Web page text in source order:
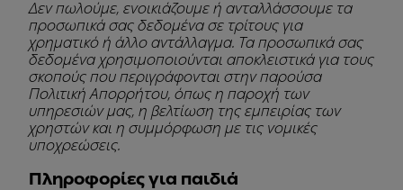
Δεν πωλούμε, ενοικιάζουμε ή ανταλλάσσουμε τα
προσωπικά σας δεδομένα σε τρίτους για
χρηματικό ή άλλο αντάλλαγμα. Τα προσωπικά σας
δεδομένα χρησιμοποιούνται αποκλειστικά για τους
σκοπούς που περιγράφονται στην παρούσα
Πολιτική Απορρήτου, όπως η παροχή των
υπηρεσιών μας, η βελτίωση της εμπειρίας των
χρηστών και η συμμόρφωση με τις νομικές
υποχρεώσεις.
Πληροφορίες για παιδιά